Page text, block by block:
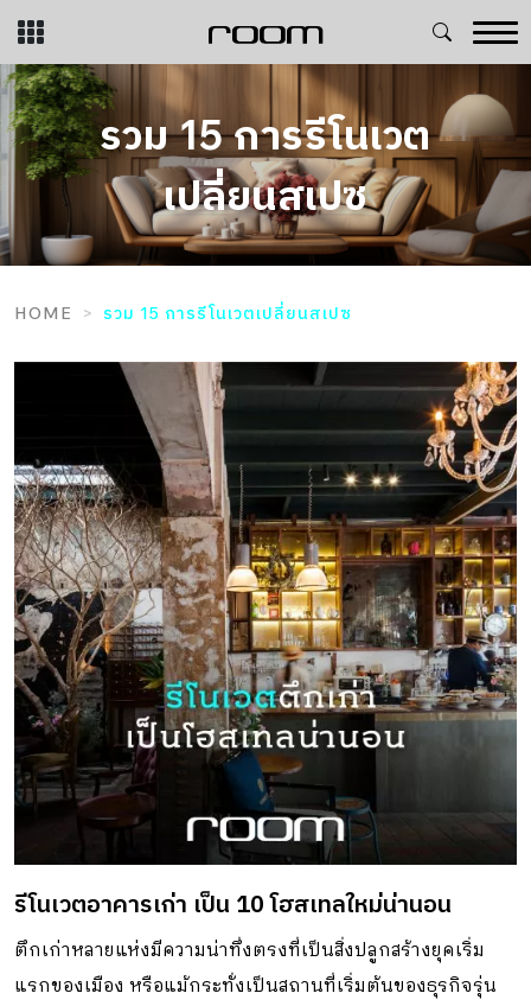
Skip
content
รวม 15 การรีโนเวต
เปลี่ยนสเปซ
HOME รวม 15 การรีโนเวตเปลี่ยนสเปซ
รีโนเวตอาคารเก่า เป็น 10 โฮสเทลใหม่น่านอน
ตึกเก่าหลายแห่งมีความน่าทึ่งตรงที่เป็นสิ่งปลูกสร้างยุคเริ่ม
แรกของเมือง หรือแม้กระทั่งเป็นสถานที่เริ่มต้นของธุรกิจรุ่น